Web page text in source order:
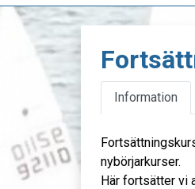
Information
nybörjarkurser.
Här fortsätter vi